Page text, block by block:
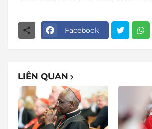
Facebook
LIÊN QUAN